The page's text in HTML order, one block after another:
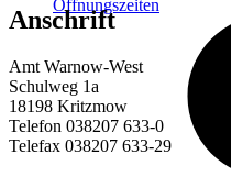
Öffnungszeiten
Anschrift
Amt Warnow-West
Schulweg 1a
18198 Kritzmow
Telefon 038207 633-0
Telefax 038207 633-29
amt@warnow-west.de